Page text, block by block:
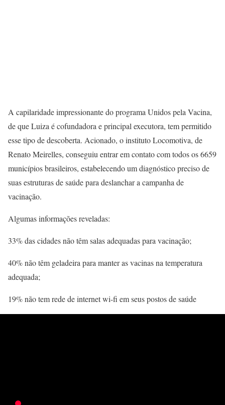
A capilaridade impressionante do programa Unidos pela Vacina,
de que Luiza é cofundadora e principal executora, tem permitido
esse tipo de descoberta. Acionado, o instituto Locomotiva, de
Renato Meirelles, conseguiu entrar em contato com todos os 6659
municípios brasileiros, estabelecendo um diagnóstico preciso de
suas estruturas de saúde para deslanchar a campanha de
vacinação.
Algumas informações reveladas:
33% das cidades não têm salas adequadas para vacinação;
40% não têm geladeira para manter as vacinas na temperatura
adequada;
19% não tem rede de internet wi-fi em seus postos de saúde